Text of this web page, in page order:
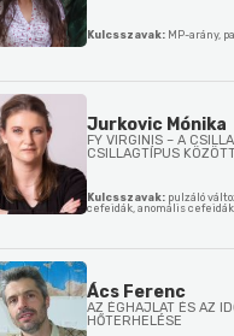
Kulcsszavak:MP-arány,
Jurkovic Mónika
FY VIRGINIS – A
CSILLAGTÍPUS
Kulcsszavak:pulzáló
cefeidák, anomális cefeidák
Ács Ferenc
AZ ÉGHAJLAT ÉS AZ
HŐTERHELÉSE